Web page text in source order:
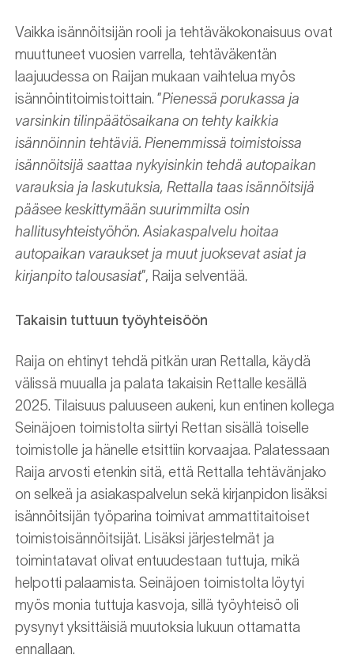
Vaikka isännöitsijän rooli ja tehtäväkokonaisuus ovat
muuttuneet vuosien varrella, tehtäväkentän
laajuudessa on Raijan mukaan vaihtelua myös
isännöintitoimistoittain. ”Pienessä porukassa ja
varsinkin tilinpäätösaikana on tehty kaikkia
isännöinnin tehtäviä. Pienemmissä toimistoissa
isännöitsijä saattaa nykyisinkin tehdä autopaikan
varauksia ja laskutuksia, Rettalla taas isännöitsijä
pääsee keskittymään suurimmilta osin
hallitusyhteistyöhön. Asiakaspalvelu hoitaa
autopaikan varaukset ja muut juoksevat asiat ja
kirjanpito talousasiat”, Raija selventää.
Takaisin tuttuun työyhteisöön
Raija on ehtinyt tehdä pitkän uran Rettalla, käydä
välissä muualla ja palata takaisin Rettalle kesällä
2025. Tilaisuus paluuseen aukeni, kun entinen kollega
Seinäjoen toimistolta siirtyi Rettan sisällä toiselle
toimistolle ja hänelle etsittiin korvaajaa. Palatessaan
Raija arvosti etenkin sitä, että Rettalla tehtävänjako
on selkeä ja asiakaspalvelun sekä kirjanpidon lisäksi
isännöitsijän työparina toimivat ammattitaitoiset
toimistoisännöitsijät. Lisäksi järjestelmät ja
toimintatavat olivat entuudestaan tuttuja, mikä
helpotti palaamista. Seinäjoen toimistolta löytyi
myös monia tuttuja kasvoja, sillä työyhteisö oli
pysynyt yksittäisiä muutoksia lukuun ottamatta
ennallaan.